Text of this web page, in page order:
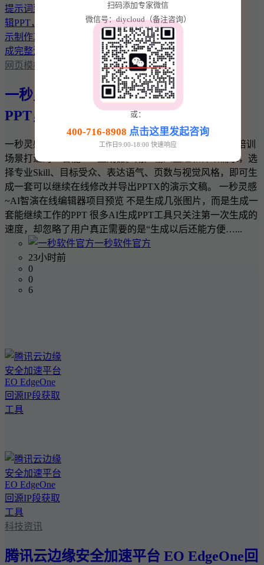
网页模板
一秒灵感~AI智演：从提示词到可编辑
PPT，让演示制作真正形成完整流程
一秒灵感~AI智演是一款面向企业汇报、产品发布和教育培训
场景打造的AI智能PPT生成器。用户输入主题和详细需求，选
择专业Skill、目标受众、表达语气、页数与视觉风格，即可生
成一套可以继续在线修改并导出PPTX的演示文稿。 一秒灵感
~AI智演在线编辑器项目预览 不是生成几张图片，而是生成一
套能继续工作的PPT 很多AI生成PPT工具只关注第一次生成的
速度，却忽略了用户真正需要的是“生成以后还能方便…...
一秒软件官方
23小时前
0
0
6
科技资讯
腾讯云边缘安全加速平台 EO EdgeOne回
扫码添加专家微信
微信号：diycloud（备注咨询）
或：
400-716-8908 点击这里发起咨询
工作日9:00-18:00 快速响应